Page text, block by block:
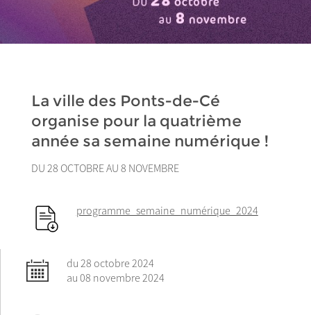
La ville des Ponts-de-Cé
organise pour la quatrième
année sa semaine numérique !
DU 28 OCTOBRE AU 8 NOVEMBRE
programme_semaine_numérique_2024
du 28 octobre 2024
au 08 novembre 2024